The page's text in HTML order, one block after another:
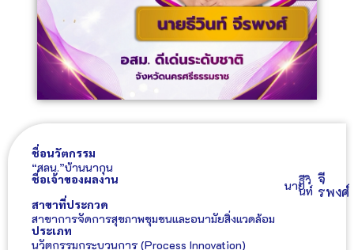
ชื่อนวัตกรรม
“สลน.”บ้านนากุน
ชื่อเจ้าของผลงาน นายธีวิ
นท์
จี
รพงศ์
สาขาที่ประกวด
สาขาการจัดการสุขภาพชุมชนและอนามัยสิ่งแวดล้อม
ประเภท
นวัตกรรมกระบวนการ (Process Innovation)